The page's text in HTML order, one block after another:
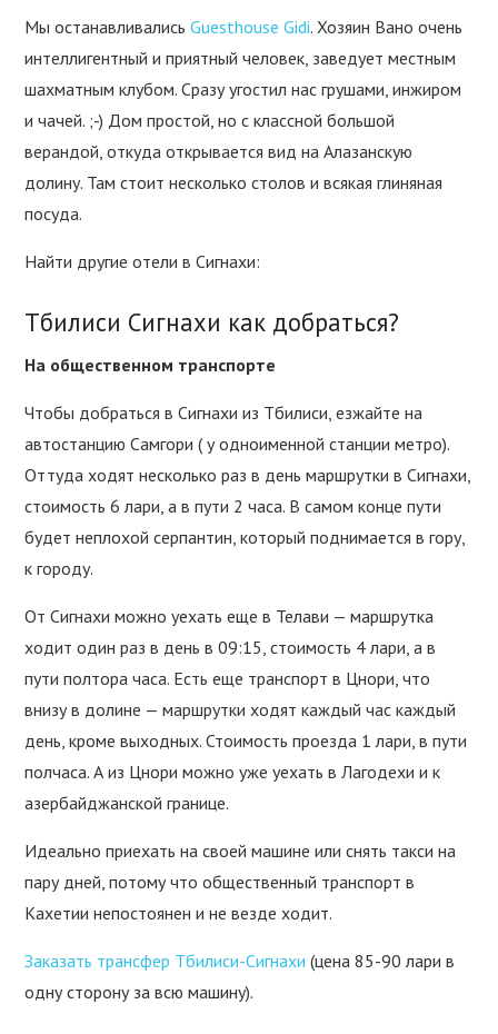
Мы останавливалисьGuesthouse Gidi. Хозяин Вано очень
интеллигентный и приятный человек, заведует местным
шахматным клубом. Сразу угостил нас грушами, инжиром
и чачей. ;-) Дом простой, но с классной большой
верандой, откуда открывается вид на Алазанскую
долину. Там стоит несколько столов и всякая глиняная
посуда.
Найти другие отели в Сигнахи:
Тбилиси Сигнахи как добраться?
На общественном транспорте
Чтобы добраться в Сигнахи из Тбилиси, езжайте на
автостанцию Самгори ( у одноименной станции метро).
Оттуда ходят несколько раз в день маршрутки в Сигнахи,
стоимость 6 лари, а в пути 2 часа. В самом конце пути
будет неплохой серпантин, который поднимается в гору,
к городу.
От Сигнахи можно уехать еще в Телави — маршрутка
ходит один раз в день в 09:15, стоимость 4 лари, а в
пути полтора часа. Есть еще транспорт в Цнори, что
внизу в долине — маршрутки ходят каждый час каждый
день, кроме выходных. Стоимость проезда 1 лари, в пути
полчаса. А из Цнори можно уже уехать в Лагодехи и к
азербайджанской границе.
Идеально приехать на своей машине или снять такси на
пару дней, потому что общественный транспорт в
Кахетии непостоянен и не везде ходит.
Заказать трансфер Тбилиси-Сигнахи (цена 85-90 лари в
одну сторону за всю машину).